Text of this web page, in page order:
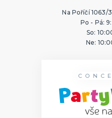
Na Poříčí 1063/
Po - Pá:
So:
Ne: